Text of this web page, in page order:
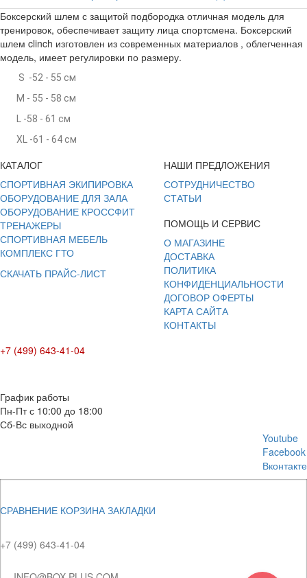
Боксерский шлем с защитой подбородка отличная модель для
тренировок, обеспечивает защиту лица спортсмена. Боксерский
шлем clinch изготовлен из современных материалов , облегченная
модель, имеет регулировки по размеру.
S -52 - 55 см
M - 55 - 58 см
L -58 - 61 см
XL -61 - 64 см
КАТАЛОГ
СПОРТИВНАЯ ЭКИПИРОВКА
ОБОРУДОВАНИЕ ДЛЯ ЗАЛА
ОБОРУДОВАНИЕ КРОССФИТ
ТРЕНАЖЕРЫ
СПОРТИВНАЯ МЕБЕЛЬ
КОМПЛЕКС ГТО
СКАЧАТЬ ПРАЙС-ЛИСТ
НАШИ ПРЕДЛОЖЕНИЯ
СОТРУДНИЧЕСТВО
СТАТЬИ
ПОМОЩЬ И СЕРВИС
О МАГАЗИНЕ
ДОСТАВКА
ПОЛИТИКА
КОНФИДЕНЦИАЛЬНОСТИ
ДОГОВОР ОФЕРТЫ
КАРТА САЙТА
КОНТАКТЫ
+7 (499) 643-41-04
График работы
Пн-Пт с 10:00 до 18:00
Сб-Вс выходной
Youtube
Facebook
Вконтакте
СРАВНЕНИЕ КОРЗИНА ЗАКЛАДКИ
+7 (499) 643-41-04